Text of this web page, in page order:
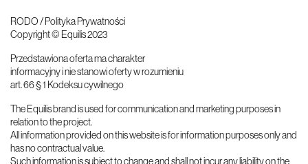
RODO / Polityka Prywatności
Copyright © Equilis 2023
Przedstawiona oferta ma charakter
informacyjny i nie stanowi oferty w rozumieniu
art. 66 § 1 Kodeksu cywilnego
The Equilis brand is used for communication and marketing purposes in
relation to the project.
All information provided on this website is for information purposes only and
has no contractual value.
Such information is subject to change and shall not incur any liability on the